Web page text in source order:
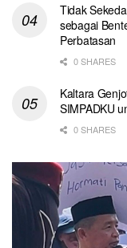
Tidak
sebagai
Perbatasan
0 SHARES
Kaltara
SIMPADKU
0 SHARES